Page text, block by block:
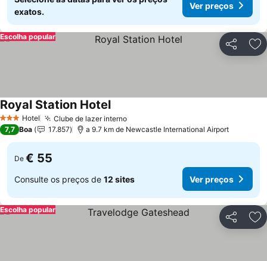
exatos.
Ver preços
Partilhar
Escolha popular
3 EstrelasHotel Clube de lazer interno
Royal Station Hotel
7,7 Boa 17.857 a 9.7 km de Newcastle International Airport
De € 55
Consulte os preços de 12 sites Ver preços
Partilhar
Escolha popular